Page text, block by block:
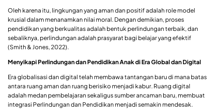
Oleh karena itu, lingkungan yang aman dan positif adalah role model
krusial dalam menanamkan nilai moral. Dengan demikian, proses
pendidikan yang berkualitas adalah bentuk perlindungan terbaik, dan
sebaliknya, perlindungan adalah prasyarat bagi belajar yang efektif
(Smith & Jones, 2022).
Menyikapi Perlindungan dan Pendidikan Anak di Era Global dan Digital
Era globalisasi dan digital telah membawa tantangan baru di mana batas
antara ruang aman dan ruang berisiko menjadi kabur. Ruang digital
adalah medan pembelajaran sekaligus sumber ancaman baru, membuat
integrasi Perlindungan dan Pendidikan menjadi semakin mendesak.